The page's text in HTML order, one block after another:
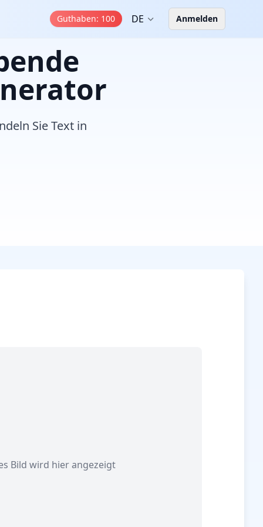
Guthaben: 100 DE Anmelden
Sie Text in
Bild wird hier angezeigt